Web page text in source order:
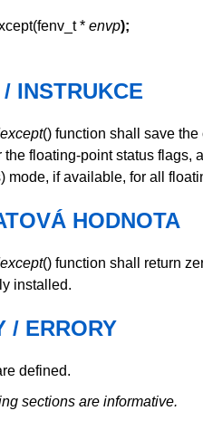
* envp);
INSTRUKCE
() function shall save
the floating-point status flags,
mode, if available, for all
HODNOTA
() function shall return
installed.
/ ERRORY
defined.
sections are informative.